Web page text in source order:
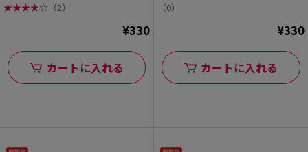
★★★★☆ （2）
¥330
カートに入れる
（0）
¥330
カートに入れる